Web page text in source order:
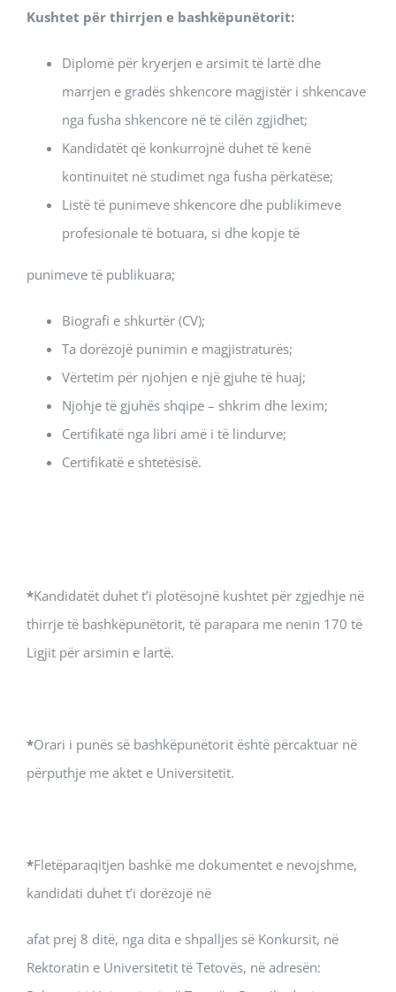
Kushtet për thirrjen e bashkëpunëtorit:
Diplomë për kryerjen e arsimit të lartë dhe
marrjen e gradës shkencore magjistër i shkencave
nga fusha shkencore në të cilën zgjidhet;
Kandidatët që konkurrojnë duhet të kenë
kontinuitet në studimet nga fusha përkatëse;
Listë të punimeve shkencore dhe publikimeve
profesionale të botuara, si dhe kopje të
punimeve të publikuara;
Biografi e shkurtër (CV);
Ta dorëzojë punimin e magjistraturës;
Vërtetim për njohjen e një gjuhe të huaj;
Njohje të gjuhës shqipe – shkrim dhe lexim;
Certifikatë nga libri amë i të lindurve;
Certifikatë e shtetësisë.
*Kandidatët duhet t’i plotësojnë kushtet për zgjedhje në
thirrje të bashkëpunëtorit, të parapara me nenin 170 të
Ligjit për аrsimin e lartë.
*Orari i punës së bashkëpunëtorit është përcaktuar në
përputhje me aktet e Universitetit.
*Fletëparaqitjen bashkë me dokumentet e nevojshme,
kandidati duhet t’i dorëzojë në
afat prej 8 ditë, nga dita e shpalljes së Konkursit, në
Rektoratin e Universitetit të Tetovës, në adresën: